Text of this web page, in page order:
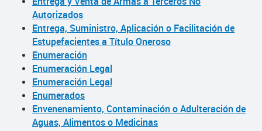
Autorizados
Entrega, Suministro, Aplicación o Facilitación de
Estupefacientes a Título Oneroso
Enumeración
Enumeración Legal
Enumeración Legal
Enumerados
Envenenamiento, Contaminación o Adulteración de
Aguas, Alimentos o Medicinas